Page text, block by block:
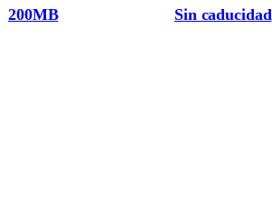
200MB Sin caducidad